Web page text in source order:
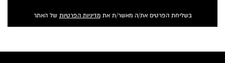
בשליחת הפרטים את/ה מאשר/ת אתמדיניות הפרטיות של האתר